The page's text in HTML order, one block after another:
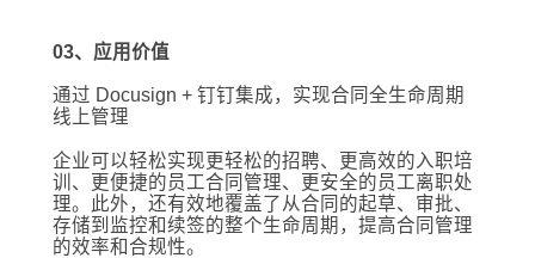
03、应用价值
通过 Docusign + 钉钉集成，实现合同全生命周期
线上管理
企业可以轻松实现更轻松的招聘、更高效的入职培
训、更便捷的员工合同管理、更安全的员工离职处
理。此外，还有效地覆盖了从合同的起草、审批、
存储到监控和续签的整个生命周期，提高合同管理
的效率和合规性。